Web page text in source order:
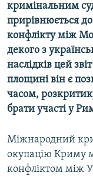
кримінальним
прирівнюється
конфлікту між
декого з
наслідків цей
площині він є
часом,
брати участі у
​Міжнародний
окупацію Криму
конфліктом між